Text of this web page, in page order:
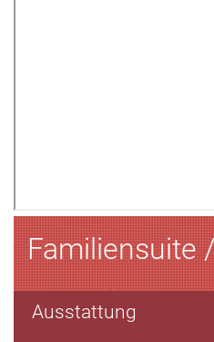
Familiensuite
Ausstattung